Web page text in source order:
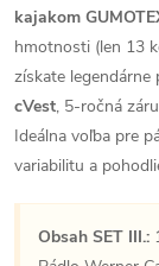
kajakom
hmotnosti (len 13
získate legendárne
cVest, 5-ročná
Ideálna voľba pre
variabilitu a
Obsah SET III.: